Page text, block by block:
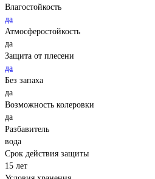
Влагостойкость
да
Атмосферостойкость
да
Защита от плесени
да
Без запаха
да
Возможность колеровки
да
Разбавитель
вода
Срок действия защиты
15 лет